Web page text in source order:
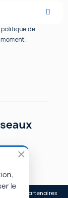
de
Nos partenaires
le